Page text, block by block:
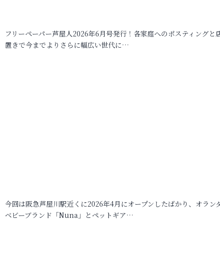
フリーペーパー芦屋人2026年6月号発行！各家庭へのポスティングと
置きで今までよりさらに幅広い世代に…
今回は阪急芦屋川駅近くに2026年4月にオープンしたばかり、オラン
ベビーブランド「Nuna」とペットギア…